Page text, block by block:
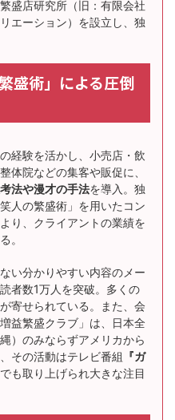
盛店研究所（旧：有限会社
エーション）を設立し、独
盛術」による圧倒
経験を活かし、小売店・飲
体院などの集客や販促に、
法や漫才の手法を導入。独
人の繁盛術」を用いたコン
り、クライアントの業績を
。
い分かりやすい内容のメー
者数1万人を突破。多くの
寄せられている。また、会
益繁盛クラブ」は、日本全
）のみならずアメリカから
その活動はテレビ番組 『ガ
でも取り上げられ大きな注目